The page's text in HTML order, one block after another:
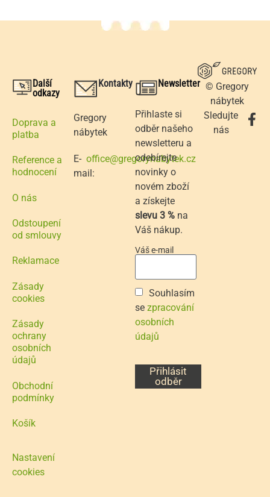
© Gregory
nábytek
Sledujte
nás
Další
odkazy
Doprava a
platba
Reference a
hodnocení
O nás
Odstoupení
od smlouvy
Reklamace
Zásady
cookies
Zásady
ochrany
osobních
údajů
Obchodní
podmínky
Košík
Nastavení
cookies
Kontakty
Gregory
nábytek
E-
mail:
office@gregorynabytek.cz
Newsletter
Přihlaste si
odběr našeho
newsletteru a
odebírejte
novinky o
novém zboží
a získejte
slevu 3 % na
Váš nákup.
Váš e-mail
Souhlasím
se zpracování
osobních
údajů
Přihlásit
odběr